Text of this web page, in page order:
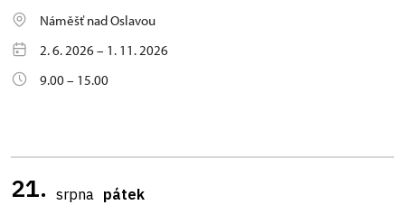
Náměšť nad Oslavou
2. 6. 2026 – 1. 11. 2026
9.00 – 15.00
21. srpna pátek